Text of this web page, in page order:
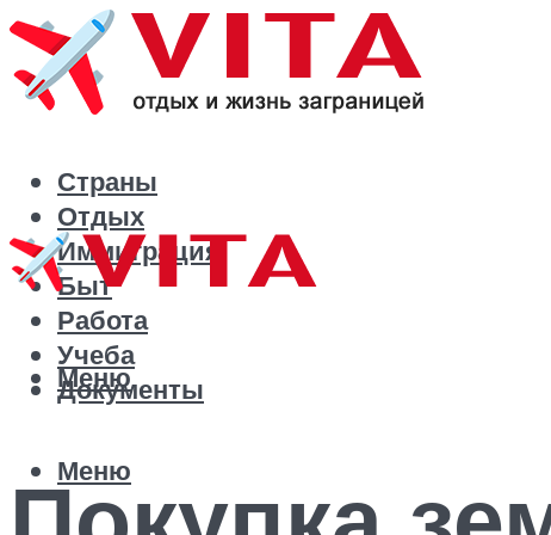
Страны
Отдых
Иммиграция
Быт
Работа
Учеба
Документы
Меню
Меню